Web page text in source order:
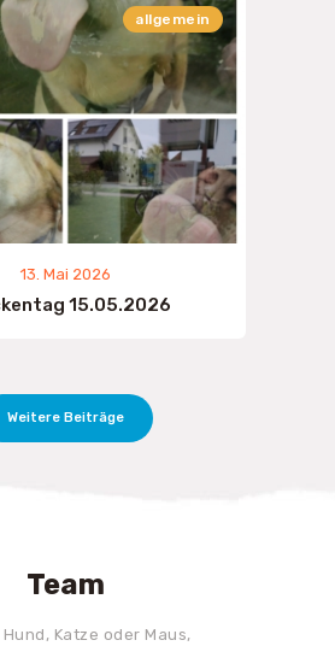
allgemein
13. Mai 2026
15.05.2026
Weitere Beiträge
Team
Hund, Katze oder Maus,